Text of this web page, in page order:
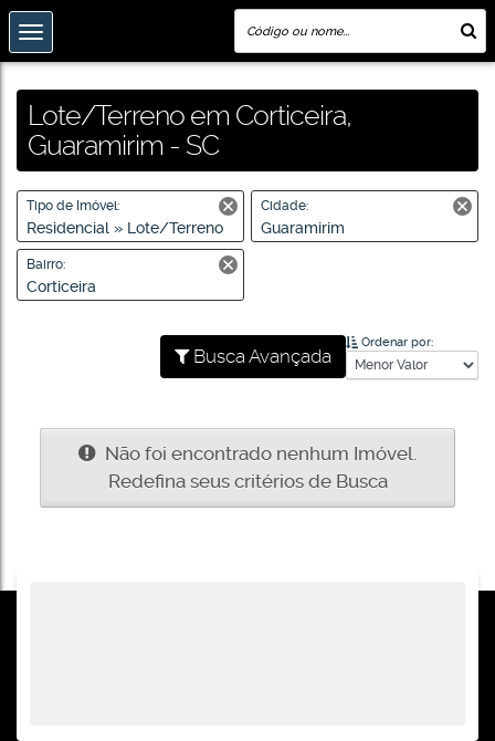
Lote/Terreno em Corticeira,
Guaramirim - SC
Tipo de Imóvel:
Residencial » Lote/Terreno
Cidade:
Guaramirim
Bairro:
Corticeira
Busca Avançada
Ordenar por:
Não foi encontrado nenhum Imóvel.
Redefina seus critérios de Busca